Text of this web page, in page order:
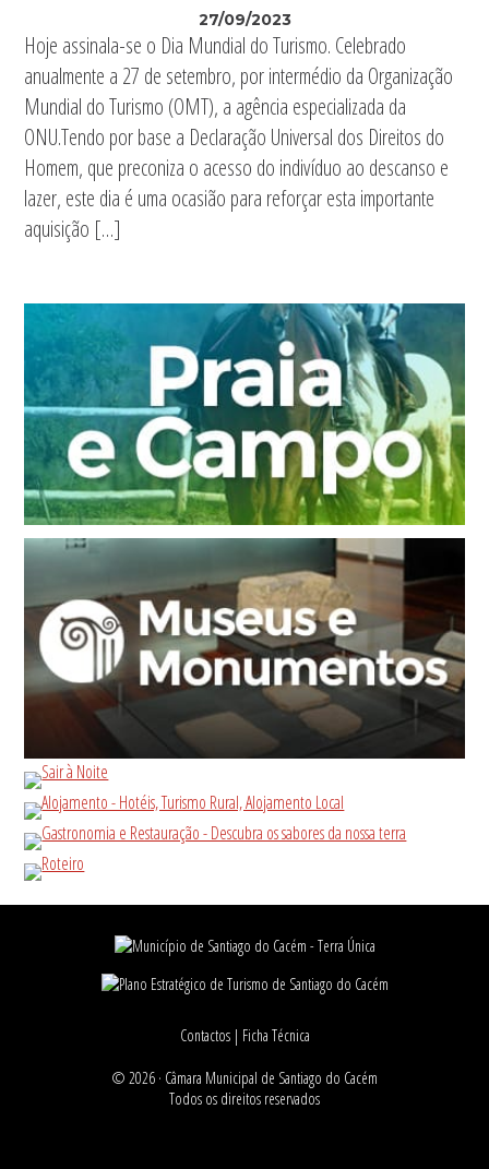
27/09/2023
Hoje assinala-se o Dia Mundial do Turismo. Celebrado
anualmente a 27 de setembro, por intermédio da Organização
Mundial do Turismo (OMT), a agência especializada da
ONU.Tendo por base a Declaração Universal dos Direitos do
Homem, que preconiza o acesso do indivíduo ao descanso e
lazer, este dia é uma ocasião para reforçar esta importante
aquisição […]
Contactos| Ficha Técnica
© 2026 · Câmara Municipal de Santiago do Cacém
Todos os direitos reservados